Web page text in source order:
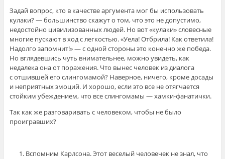
Задай вопрос, кто в качестве аргумента мог бы использовать
кулаки? — большинство скажут о том, что это не допустимо,
недостойно цивилизованных людей. Но вот «кулаки» словесные
многие пускают в ход с легкостью. «Уела! Отбрила! Как ответила!
Надолго запомнит!» — с одной стороны это конечно же победа.
Но вглядевшись чуть внимательнее, можно увидеть, как
недалека она от поражения. Что вынес человек из диалога
с отшившей его слингомамой? Наверное, ничего, кроме досады
и неприятных эмоций. И хорошо, если это все не отягчается
стойким убеждением, что все слингомамы — хамки-фанатички.
Так как же разговаривать с человеком, чтобы не было
проигравших?
Вспомним Карлсона. Этот веселый человечек не знал, что